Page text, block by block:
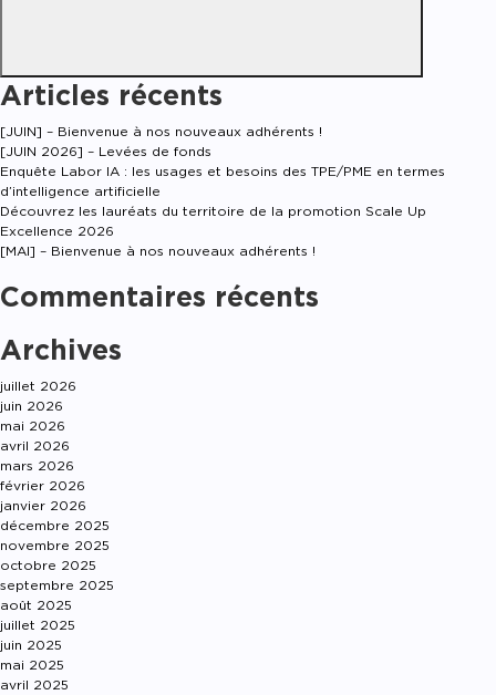
Articles récents
[JUIN] – Bienvenue à nos nouveaux adhérents !
[JUIN 2026] – Levées de fonds
Enquête Labor IA : les usages et besoins des TPE/PME en termes
d’intelligence artificielle
Découvrez les lauréats du territoire de la promotion Scale Up
Excellence 2026
[MAI] – Bienvenue à nos nouveaux adhérents !
Commentaires récents
Archives
juillet 2026
juin 2026
mai 2026
avril 2026
mars 2026
février 2026
janvier 2026
décembre 2025
novembre 2025
octobre 2025
septembre 2025
août 2025
juillet 2025
juin 2025
mai 2025
avril 2025